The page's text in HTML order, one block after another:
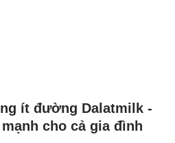
ít đường Dalatmilk -
cho cả gia đình